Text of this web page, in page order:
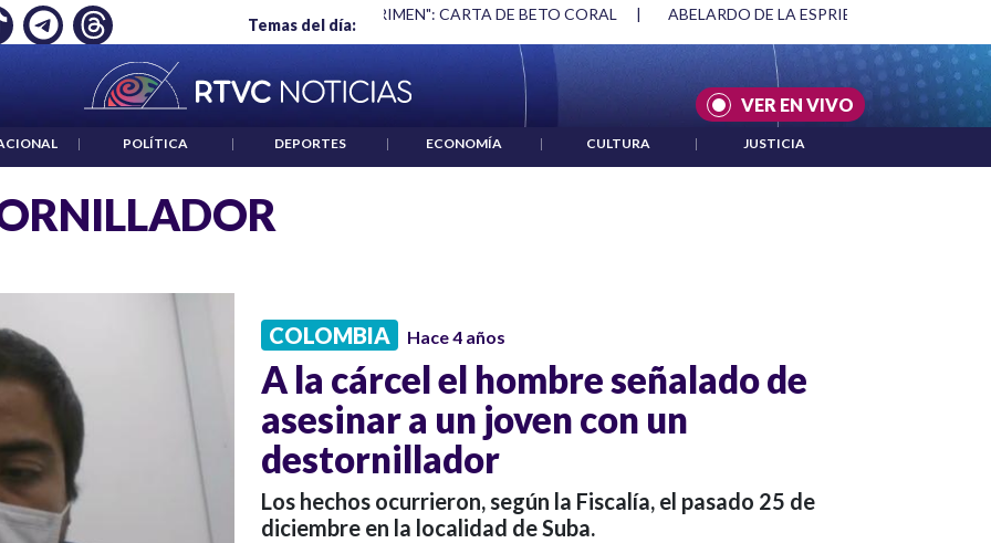
Temas del día:
EMPLEO: JP MORGAN "HABLAR NO ES UN CRIMEN": CARTA DE BETO CORAL | ABELARDO DE LA ESPRIELLA Y DMG
VER EN VIVO
| POLÍTICA | DEPORTES | ECONOMÍA | CULTURA | JUSTICIA
COLOMBIA Hace 4 años
A la cárcel el hombre señalado de
asesinar a un joven con un
destornillador
Los hechos ocurrieron, según la Fiscalía, el pasado 25 de
diciembre en la localidad de Suba.